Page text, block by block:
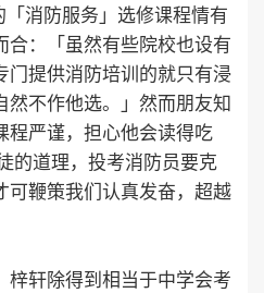
「消防服务」选修课程情有
合：「虽然有些院校也设有
门提供消防培训的就只有浸
然不作他选。」然而朋友知
程严谨，担心他会读得吃
的道理，投考消防员要克
可鞭策我们认真发奋，超越
梓轩除得到相当于中学会考